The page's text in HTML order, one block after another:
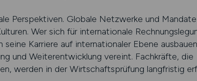
Perspektiven. Globale Netzwerke und Mandate
Wer sich für internationale
Karriere auf internationaler Ebene
und Weiterentwicklung vereint. Fachkräfte, die
werden in der Wirtschaftsprüfung langfristig